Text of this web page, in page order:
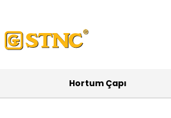
Hortum Çapı